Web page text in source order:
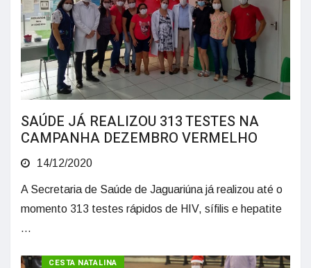
SAÚDE JÁ REALIZOU 313 TESTES NA
CAMPANHA DEZEMBRO VERMELHO
14/12/2020
A Secretaria de Saúde de Jaguariúna já realizou até o
momento 313 testes rápidos de HIV, sífilis e hepatite
...
CESTA NATALINA